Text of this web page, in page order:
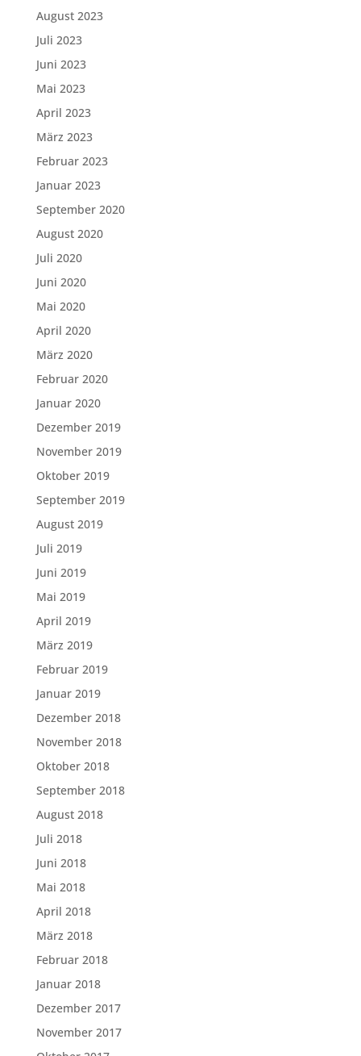
August 2023
Juli 2023
Juni 2023
Mai 2023
April 2023
März 2023
Februar 2023
Januar 2023
September 2020
August 2020
Juli 2020
Juni 2020
Mai 2020
April 2020
März 2020
Februar 2020
Januar 2020
Dezember 2019
November 2019
Oktober 2019
September 2019
August 2019
Juli 2019
Juni 2019
Mai 2019
April 2019
März 2019
Februar 2019
Januar 2019
Dezember 2018
November 2018
Oktober 2018
September 2018
August 2018
Juli 2018
Juni 2018
Mai 2018
April 2018
März 2018
Februar 2018
Januar 2018
Dezember 2017
November 2017